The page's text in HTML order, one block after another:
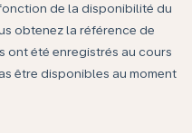
de la disponibilité du
obtenez la référence de
ont été enregistrés au cours
être disponibles au moment